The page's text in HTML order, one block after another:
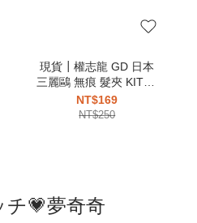
現貨┃權志龍 GD 日本
三麗鷗 無痕 髮夾 KITTY
美樂蒂 布丁狗 花小兔 帕
恰狗 庫洛米 醜魚
NT$169
NT$250
チ💗夢奇奇